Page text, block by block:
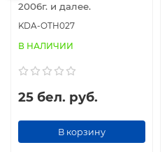
2006г. и далее.
KDA-OTH027
В НАЛИЧИИ
25 бел. руб.
В корзину